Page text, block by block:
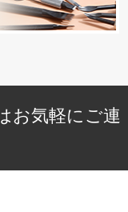
お気軽にご連